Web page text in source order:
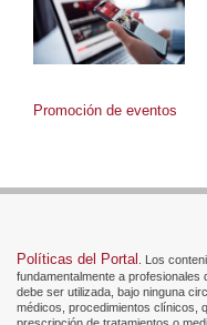
Promoción de eventos
Políticas del Portal . Los
fundamentalmente a profesionales
debe ser utilizada, bajo ninguna
médicos, procedimientos clínicos,
prescripción de tratamientos o